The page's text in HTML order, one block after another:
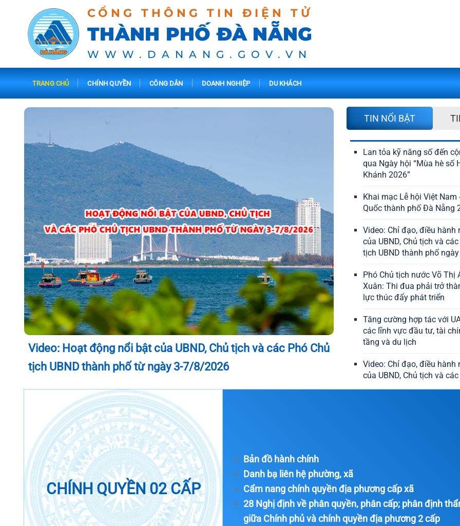
CỔNG THÔNG TIN ĐIỆN TỬ
THÀNH PHỐ ĐÀ NẴNG
WWW.DANANG.GOV.VN
TRANG CHỦ CHÍNH QUYỀN CÔNG DÂN DOANH NGHIỆP DU KHÁCH
TIN NỔI BẬT
Video: Hoạt động nổi bật của UBND, Chủ tịch và các Phó Chủ
tịch UBND thành phố từ ngày 3-7/8/2026
Lan tỏa kỹ năng số đến
qua Ngày hội “Mùa hè số
Khánh 2026”
Khai mạc Lễ hội Việt Nam
Quốc thành phố Đà Nẵng
Video: Chỉ đạo, điều hành
của UBND, Chủ tịch và
tịch UBND thành phố ngày
Phó Chủ tịch nước Võ Thị
Xuân: Thi đua phải trở
lực thúc đẩy phát triển
Tăng cường hợp tác với
các lĩnh vực đầu tư, tài
tầng và du lịch
Video: Chỉ đạo, điều hành
của UBND, Chủ tịch và
tịch UBND thành phố
Thông qua chủ trương
6.209 tỷ đồng hoàn thiện
dùng chung Bến cảng Liên
CHÍNH QUYỀN 02 CẤP
Bản đồ hành chính
Danh bạ liên hệ phường, xã
Cẩm nang chính quyền địa phương cấp xã
28 Nghị định về phân quyền, phân cấp; phân định
giữa Chính phủ và chính quyền địa phương 2 cấp